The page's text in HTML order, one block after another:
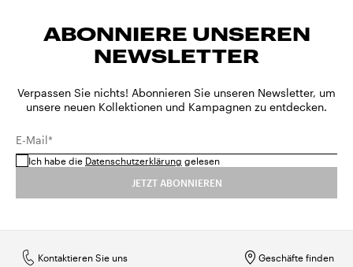
ABONNIERE UNSEREN
NEWSLETTER
Verpassen Sie nichts! Abonnieren Sie unseren Newsletter, um
unsere neuen Kollektionen und Kampagnen zu entdecken.
E-Mail*
Ich habe die Datenschutzerklärung gelesen
JETZT ABONNIEREN
Geschäfte finden
Kontaktieren Sie uns